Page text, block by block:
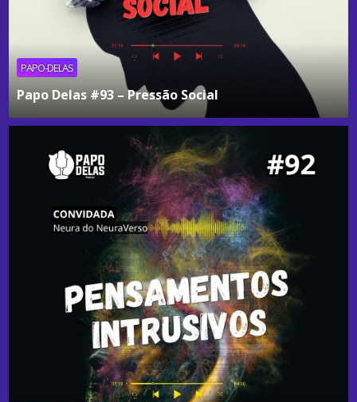
PAPO-DELAS
Papo Delas #93 – Pressão Social